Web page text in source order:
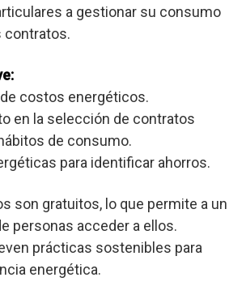
a gestionar su consumo
contratos.
costos energéticos.
en la selección de contratos
de consumo.
para identificar ahorros.
son gratuitos, lo que permite a un
personas acceder a ellos.
prácticas sostenibles para
energética.